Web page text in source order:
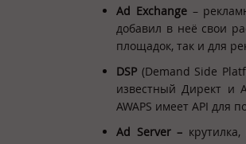
Ad Exchange–
добавил в неё свои
площадок, так и для
DSP (Demand Side
известный Директ и
AWAPS имеет API для
Ad Server –